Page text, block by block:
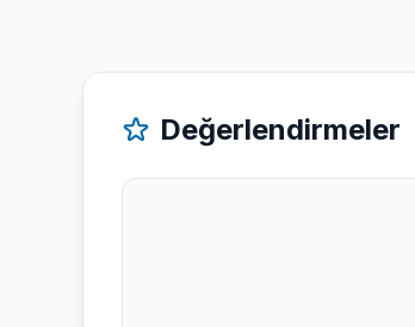
Değerlendirmeler